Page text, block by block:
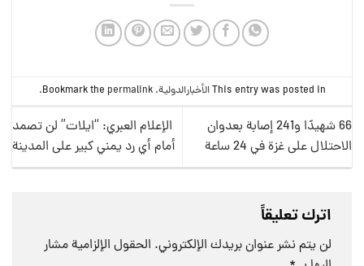
This entry was posted inالأخبارالدولية. Bookmark the
permalink
.
66 شهيدًا و241 إصابة بعدوان
الاحتلال على غزة في 24 ساعة
الإعلام العبري: “ايلات” لن تصمد
أمام أي رد يمني كبير على المدينة
اترك تعليقاً
لن يتم نشر عنوان بريدك الإلكتروني. الحقول الإلزامية مشار